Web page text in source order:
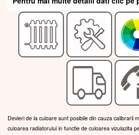
Devieri de la culoare sunt posibile din cauza calibrarii
culoarea radiatorului in functie de culoarea vizulazita